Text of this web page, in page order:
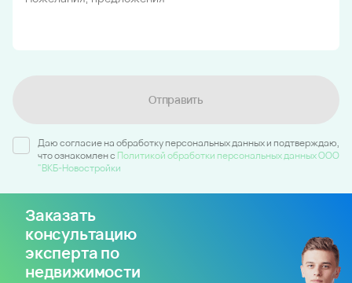
Отправить
Даю согласие на обработку персональных данных и подтверждаю,
что ознакомлен c Политикой обработки персональных данных ООО
"ВКБ-Новостройки
Заказать
консультацию
эксперта по
недвижимости